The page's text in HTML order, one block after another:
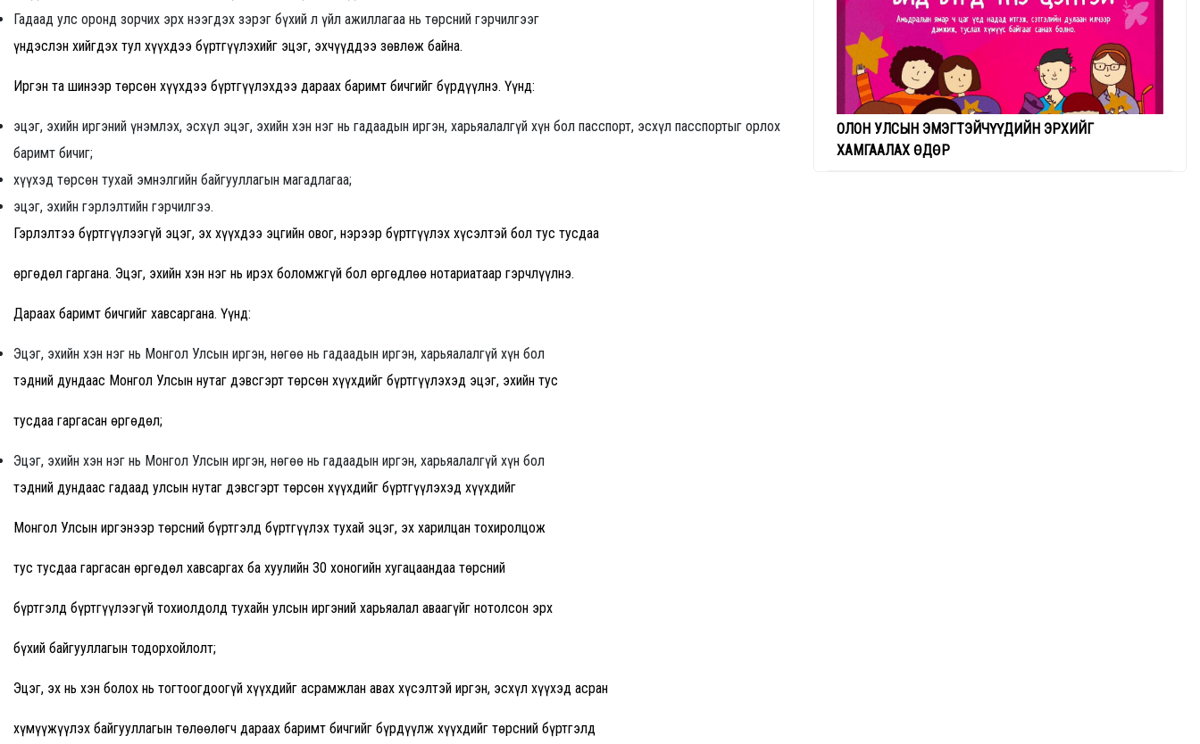
Гадаад улс оронд зорчих эрх нээгдэх зэрэг бүхий л үйл ажиллагаа нь төрсний гэрчилгээг
үндэслэн хийгдэх тул хүүхдээ бүртгүүлэхийг эцэг, эхчүүддээ зөвлөж байна.
Иргэн та шинээр төрсөн хүүхдээ бүртгүүлэхдээ дараах баримт бичгийг бүрдүүлнэ. Үүнд:
эцэг, эхийн иргэний үнэмлэх, эсхүл эцэг, эхийн хэн нэг нь гадаадын иргэн, харьяалалгүй хүн бол пасспорт, эсхүл пасспортыг орлох
баримт бичиг;
хүүхэд төрсөн тухай эмнэлгийн байгууллагын магадлагаа;
эцэг, эхийн гэрлэлтийн гэрчилгээ.
Гэрлэлтээ бүртгүүлээгүй эцэг, эх хүүхдээ эцгийн овог, нэрээр бүртгүүлэх хүсэлтэй бол тус тусдаа
өргөдөл гаргана. Эцэг, эхийн хэн нэг нь ирэх боломжгүй бол өргөдлөө нотариатаар гэрчлүүлнэ.
Дараах баримт бичгийг хавсаргана. Үүнд:
Эцэг, эхийн хэн нэг нь Монгол Улсын иргэн, нөгөө нь гадаадын иргэн, харьяалалгүй хүн бол
тэдний дундаас Монгол Улсын нутаг дэвсгэрт төрсөн хүүхдийг бүртгүүлэхэд эцэг, эхийн тус
тусдаа гаргасан өргөдөл;
Эцэг, эхийн хэн нэг нь Монгол Улсын иргэн, нөгөө нь гадаадын иргэн, харьяалалгүй хүн бол
тэдний дундаас гадаад улсын нутаг дэвсгэрт төрсөн хүүхдийг бүртгүүлэхэд хүүхдийг
Монгол Улсын иргэнээр төрсний бүртгэлд бүртгүүлэх тухай эцэг, эх харилцан тохиролцож
тус тусдаа гаргасан өргөдөл хавсаргах ба хуулийн 30 хоногийн хугацаандаа төрсний
бүртгэлд бүртгүүлээгүй тохиолдолд тухайн улсын иргэний харьяалал аваагүйг нотолсон эрх
бүхий байгууллагын тодорхойлолт;
Эцэг, эх нь хэн болох нь тогтоогдоогүй хүүхдийг асрамжлан авах хүсэлтэй иргэн, эсхүл хүүхэд асран
хүмүүжүүлэх байгууллагын төлөөлөгч дараах баримт бичгийг бүрдүүлж хүүхдийг төрсний бүртгэлд
ОЛОН УЛСЫН ЭМЭГТЭЙЧҮҮДИЙН ЭРХИЙГ
ХАМГААЛАХ ӨДӨР